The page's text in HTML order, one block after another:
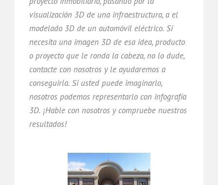
visualización 3D de una infraestructura, a el
modelado 3D de un automóvil eléctrico. Si
necesita una imagen 3D de esa idea, producto
o proyecto que le ronda la cabeza, no lo dude,
contacte con nosotros y le ayudaremos a
conseguirla. Si usted puede imaginarlo,
nosotros podemos representarlo con infografía
3D. ¡Hable con nosotros y compruebe nuestros
resultados!